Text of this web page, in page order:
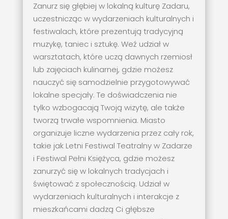
Zanurz się głębiej w lokalną kulturę Zadaru,
uczestnicząc w wydarzeniach kulturalnych i
festiwalach, które prezentują tradycyjną
muzykę, taniec i sztukę. Weź udział w
warsztatach, które uczą dawnych rzemiosł
lub zajęciach kulinarnej, gdzie możesz
nauczyć się samodzielnie przygotowywać
lokalne specjały. Te doświadczenia nie
tylko wzbogacają Twoją wizytę, ale także
tworzą trwałe wspomnienia. Miasto
organizuje liczne wydarzenia przez cały rok,
takie jak Letni Festiwal Teatralny w Zadarze
i Festiwal Pełni Księżyca, gdzie możesz
zanurzyć się w lokalnych tradycjach i
świętować z społecznością. Udział w
wydarzeniach kulturalnych i interakcje z
mieszkańcami dadzą Ci głębsze